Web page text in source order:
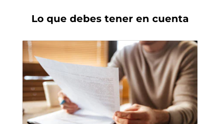
Lo que debes tener en cuenta